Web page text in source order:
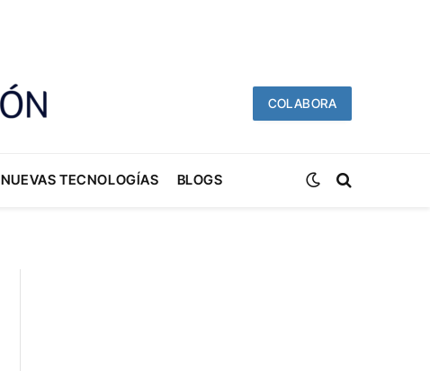
COLABORA
NUEVAS TECNOLOGÍAS BLOGS